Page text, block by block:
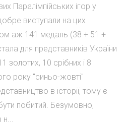
Паралімпійських ігор у
виступали на цих
аж 141 медаль (38 + 51 +
для представників України
золотих, 10 срібних і 8
року "синьо-жовті"
в історії, тому є
побитий. Безумовно,
н...